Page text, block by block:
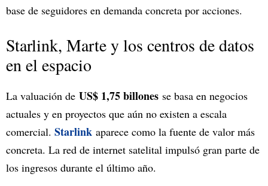
base de seguidores en demanda concreta por acciones.
Starlink, Marte y los centros de datos
en el espacio
La valuación de US$ 1,75 billones se basa en negocios
actuales y en proyectos que aún no existen a escala
comercial. Starlink aparece como la fuente de valor más
concreta. La red de internet satelital impulsó gran parte de
los ingresos durante el último año.